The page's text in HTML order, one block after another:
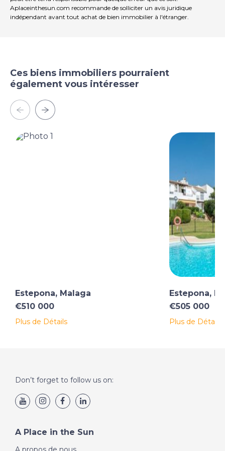
Aplaceinthesun.com recommande de solliciter un avis juridique
indépendant avant tout achat de bien immobilier à l'étranger.
Ces biens immobiliers pourraient
également vous intéresser
Estepona, Malaga
€510 000
Plus de Détails
Estepona,
€505 000
Plus de Détails
Don’t forget to follow us on:
A Place in the Sun